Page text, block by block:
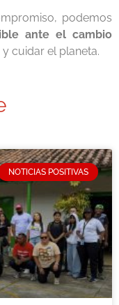
podemos
ante el cambio
cuidar el planeta.
NOTICIAS POSITIVAS